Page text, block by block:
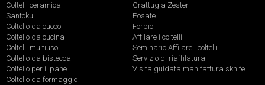
Coltelli ceramica
Santoku
Coltello da cuoco
Coltello da cucina
Coltelli multiuso
Coltello da bistecca
Coltello per il pane
Coltello da formaggio
Grattugia Zester
Posate
Forbici
Affilare i coltelli
Seminario Affilare i coltelli
Servizio di riaffilatura
Visita guidata manifattura sknife